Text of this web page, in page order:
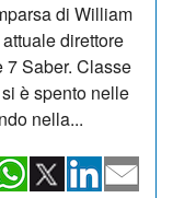
di William
direttore
Saber. Classe
è spento nelle
nella...